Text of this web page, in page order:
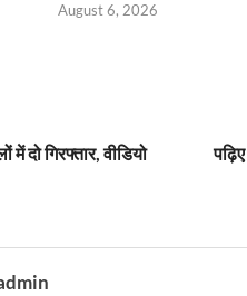
August 6, 2026
दो गिरफ्तार, वीडियो